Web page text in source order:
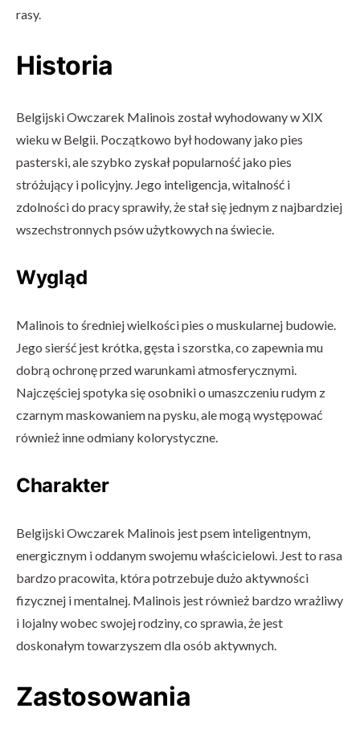
rasy.
Historia
Belgijski Owczarek Malinois został wyhodowany w XIX
wieku w Belgii. Początkowo był hodowany jako pies
pasterski, ale szybko zyskał popularność jako pies
stróżujący i policyjny. Jego inteligencja, witalność i
zdolności do pracy sprawiły, że stał się jednym z najbardziej
wszechstronnych psów użytkowych na świecie.
Wygląd
Malinois to średniej wielkości pies o muskularnej budowie.
Jego sierść jest krótka, gęsta i szorstka, co zapewnia mu
dobrą ochronę przed warunkami atmosferycznymi.
Najczęściej spotyka się osobniki o umaszczeniu rudym z
czarnym maskowaniem na pysku, ale mogą występować
również inne odmiany kolorystyczne.
Charakter
Belgijski Owczarek Malinois jest psem inteligentnym,
energicznym i oddanym swojemu właścicielowi. Jest to rasa
bardzo pracowita, która potrzebuje dużo aktywności
fizycznej i mentalnej. Malinois jest również bardzo wrażliwy
i lojalny wobec swojej rodziny, co sprawia, że jest
doskonałym towarzyszem dla osób aktywnych.
Zastosowania